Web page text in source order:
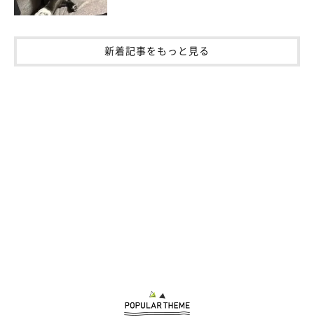
お散歩中のめるちゃん
飼い主さんはめるちゃんと一緒に過ごす中で、たくさんの場面で
新着記事をもっと見る